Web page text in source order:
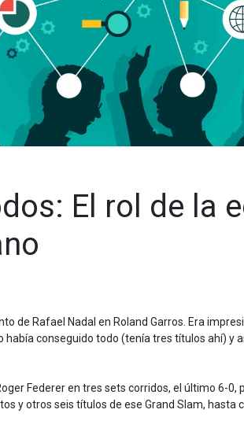
El rol de la
de Rafael Nadal en Roland Garros. Era
conseguido todo (tenía tres títulos ahí) y
Federer en tres sets corridos, el último 6-0,
y otros seis títulos de ese Grand Slam, hasta